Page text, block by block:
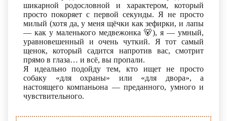
шикарной родословной и характером, который
просто покоряет с первой секунды. Я не просто
милый (хотя да, у меня щёчки как зефирки, и лапы
— как у маленького медвежонка 🐻), я — умный,
уравновешенный и очень чуткий. Я тот самый
щенок, который садится напротив вас, смотрит
прямо в глаза… и всё, вы пропали.
Я идеально подойду тем, кто ищет не просто
собаку «для охраны» или «для двора», а
настоящего компаньона — преданного, умного и
чувствительного.